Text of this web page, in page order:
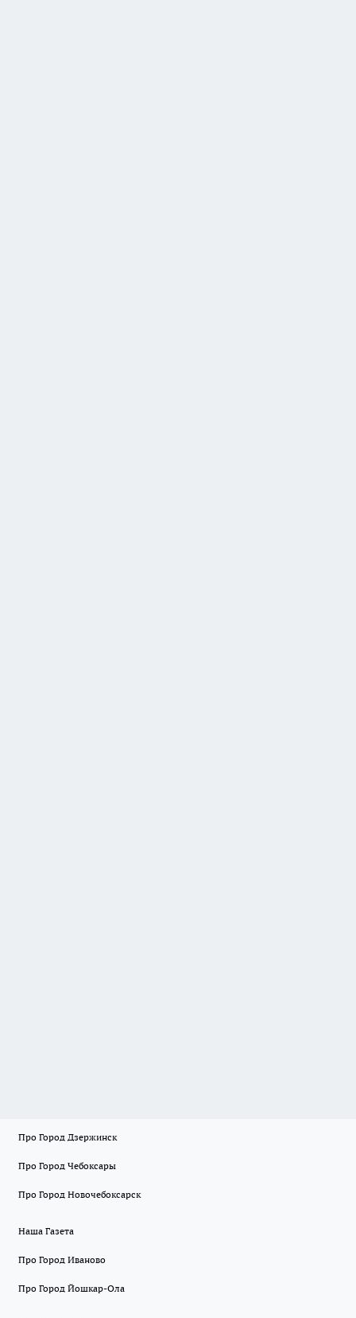
Про Город Дзержинск
Про Город Чебоксары
Про Город Новочебоксарск
Наша Газета
Про Город Иваново
Про Город Йошкар-Ола